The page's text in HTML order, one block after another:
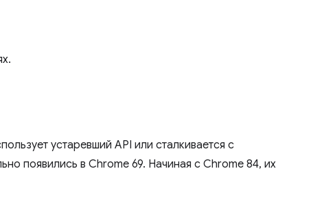
устаревший API или сталкивается с
появились в Chrome 69. Начиная с Chrome 84, их